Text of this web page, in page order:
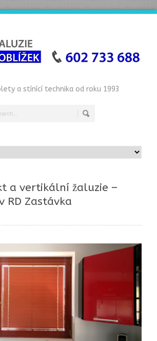
a stínící technika od roku 1993
a vertikální žaluzie –
RD Zastávka